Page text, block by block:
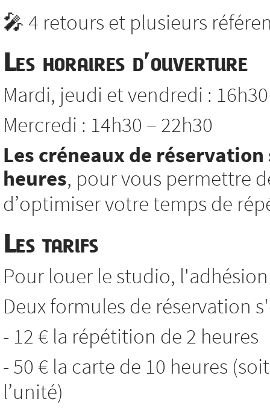
🎤 4 retours et plusieurs
Les horaires d’ouverture
Mardi, jeudi et vendredi :
Mercredi : 14h30 – 22h30
Les créneaux de
heures, pour vous permettre
d’optimiser votre temps de
Les tarifs
Pour louer le studio,
Deux formules de réservation
- 12 € la répétition de 2 heures
- 50 € la carte de 10 heures
l’unité)